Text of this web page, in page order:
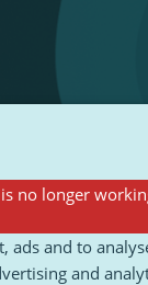
no longer
ads and to
and